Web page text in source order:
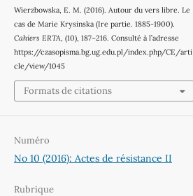
Wierzbowska, E. M. (2016). Autour du vers libre. Le
cas de Marie Krysinska (Ire partie. 1885-1900).
Cahiers ERTA, (10), 187–216. Consulté à l’adresse
https://czasopisma.bg.ug.edu.pl/index.php/CE/arti
cle/view/1045
Formats de citations
Numéro
No 10 (2016): Actes de résistance II
Rubrique